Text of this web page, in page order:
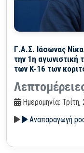
Γ.Α.Σ. Ιάσωνας
την 1η αγωνιστική
των Κ-16 των
Ημερομηνία:
Αναπαραγωγή